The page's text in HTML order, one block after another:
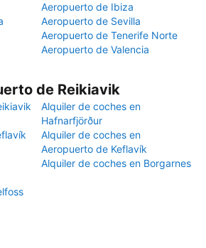
Aeropuerto de Ibiza
Aeropuerto de Sevilla
Aeropuerto de Tenerife Norte
Aeropuerto de Valencia
de Reikiavik
Alquiler de coches en
Hafnarfjörður
Alquiler de coches en
Aeropuerto de Keflavík
Alquiler de coches en Borgarnes